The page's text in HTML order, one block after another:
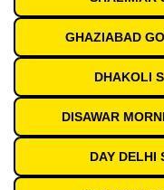
GHAZIABAD
DHAKOLI
DISAWAR
DAY DELHI